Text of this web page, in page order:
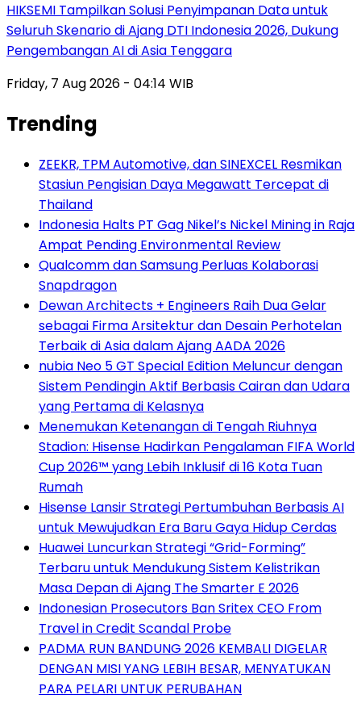
HIKSEMI Tampilkan Solusi Penyimpanan Data untuk
Seluruh Skenario di Ajang DTI Indonesia 2026, Dukung
Pengembangan AI di Asia Tenggara
Friday, 7 Aug 2026 - 04:14 WIB
Trending
ZEEKR, TPM Automotive, dan SINEXCEL Resmikan
Stasiun Pengisian Daya Megawatt Tercepat di
Thailand
Indonesia Halts PT Gag Nikel’s Nickel Mining in Raja
Ampat Pending Environmental Review
Qualcomm dan Samsung Perluas Kolaborasi
Snapdragon
Dewan Architects + Engineers Raih Dua Gelar
sebagai Firma Arsitektur dan Desain Perhotelan
Terbaik di Asia dalam Ajang AADA 2026
nubia Neo 5 GT Special Edition Meluncur dengan
Sistem Pendingin Aktif Berbasis Cairan dan Udara
yang Pertama di Kelasnya
Menemukan Ketenangan di Tengah Riuhnya
Stadion: Hisense Hadirkan Pengalaman FIFA World
Cup 2026™ yang Lebih Inklusif di 16 Kota Tuan
Rumah
Hisense Lansir Strategi Pertumbuhan Berbasis AI
untuk Mewujudkan Era Baru Gaya Hidup Cerdas
Huawei Luncurkan Strategi “Grid-Forming”
Terbaru untuk Mendukung Sistem Kelistrikan
Masa Depan di Ajang The Smarter E 2026
Indonesian Prosecutors Ban Sritex CEO From
Travel in Credit Scandal Probe
PADMA RUN BANDUNG 2026 KEMBALI DIGELAR
DENGAN MISI YANG LEBIH BESAR, MENYATUKAN
PARA PELARI UNTUK PERUBAHAN